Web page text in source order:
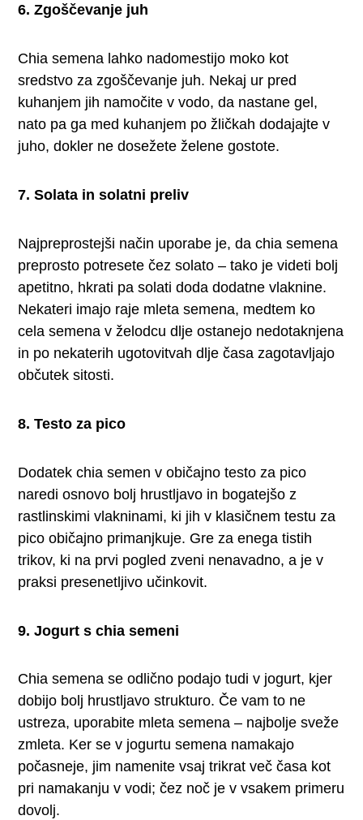
6. Zgoščevanje juh
Chia semena lahko nadomestijo moko kot
sredstvo za zgoščevanje juh. Nekaj ur pred
kuhanjem jih namočite v vodo, da nastane gel,
nato pa ga med kuhanjem po žličkah dodajajte v
juho, dokler ne dosežete želene gostote.
7. Solata in solatni preliv
Najpreprostejši način uporabe je, da chia semena
preprosto potresete čez solato – tako je videti bolj
apetitno, hkrati pa solati doda dodatne vlaknine.
Nekateri imajo raje mleta semena, medtem ko
cela semena v želodcu dlje ostanejo nedotaknjena
in po nekaterih ugotovitvah dlje časa zagotavljajo
občutek sitosti.
8. Testo za pico
Dodatek chia semen v običajno testo za pico
naredi osnovo bolj hrustljavo in bogatejšo z
rastlinskimi vlakninami, ki jih v klasičnem testu za
pico običajno primanjkuje. Gre za enega tistih
trikov, ki na prvi pogled zveni nenavadno, a je v
praksi presenetljivo učinkovit.
9. Jogurt s chia semeni
Chia semena se odlično podajo tudi v jogurt, kjer
dobijo bolj hrustljavo strukturo. Če vam to ne
ustreza, uporabite mleta semena – najbolje sveže
zmleta. Ker se v jogurtu semena namakajo
počasneje, jim namenite vsaj trikrat več časa kot
pri namakanju v vodi; čez noč je v vsakem primeru
dovolj.